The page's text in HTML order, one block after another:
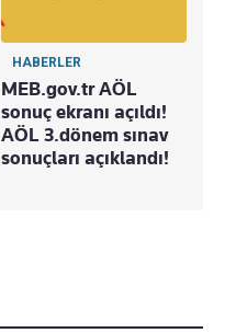
HABERLER
MEB.gov.tr AÖL
sonuç ekranı açıldı!
AÖL 3.dönem sınav
sonuçları açıklandı!